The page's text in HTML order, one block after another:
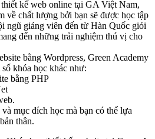
kế web online tại GA Việt Nam,
về chất lượng bởi bạn sẽ được học tập
ngũ giảng viên đến từ Hàn Quốc giỏi
đến những trải nghiệm thú vị cho
bằng Wordpress, Green Academy
khóa học khác như:
bằng PHP
mục đích học mà bạn có thể lựa
thân.